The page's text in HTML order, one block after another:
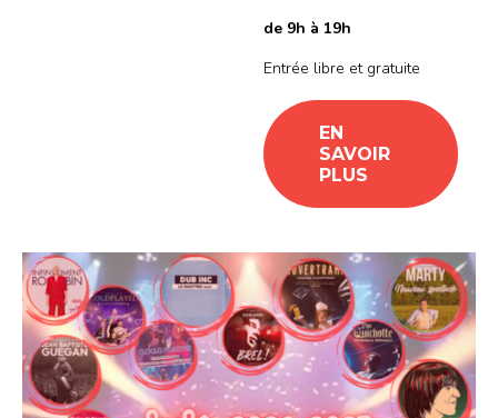
de 9h à 19h
Entrée libre et gratuite
EN
SAVOIR
PLUS